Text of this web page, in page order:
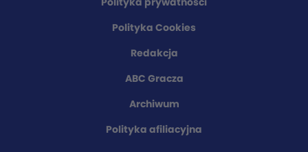
Polityka prywatności
Polityka Cookies
Redakcja
ABC Gracza
Archiwum
Polityka afiliacyjna